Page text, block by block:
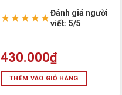
★★★★★Đánh giá người
viết: 5/5
430.000₫
THÊM VÀO GIỎ HÀNG